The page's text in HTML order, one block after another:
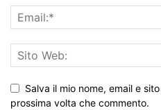
Salva il mio nome, email e
prossima volta che commento.